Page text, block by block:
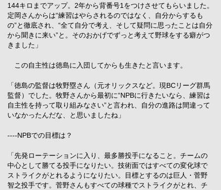
144キロまでアップ。2年から背番号1をつけさせてもらいました。
定岡さんからは“練習はやらされるのではなく、自分からするも
の”と徹底され、“全て自分で考え、そして疑問に思ったことは自分
から聞きに来い”と。そのおかげでずっと考えて野球をする癖がつ
きました」
この自主性は徳島に入団してからも生きたと言います。
「徳島の監督は牧野塁さん（元オリックスなど。現BCリーグ群馬
監督）でした。牧野さんから最初に“NPBに行きたいなら、練習は
自主性を持って取り組みなさい”と言われ、自分の進路は間違って
いなかったんだな、と思いましたね」
----NPBでの目標は？
「先発ローテーションに入り、最多勝投手になること。チームの
中心として勝てる投手になりたい。技術面ではすべての変化球で
ストライクがとれるようになりたい。目標とするのは巨人・菅野
智之投手です。菅野さんもすべての球種でストライクがとれ、チ